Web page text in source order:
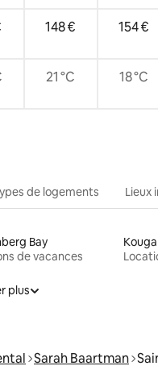
148 € 154 €
21 °C 18 °C
de logements Lieux
Bay
de vacances
Kouga
plus
Sarah Baartman